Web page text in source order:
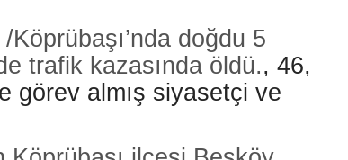
doğdu 5
trafik kazasında öldü., 46,
görev almış siyasetçi ve